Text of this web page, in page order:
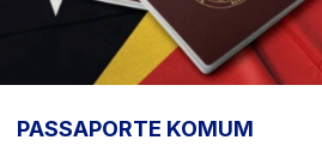
PASSAPORTE KOMUM